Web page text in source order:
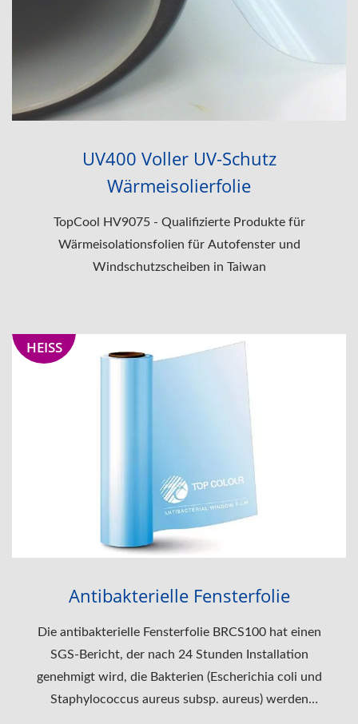
UV400 Voller UV-Schutz
Wärmeisolierfolie
TopCool HV9075 - Qualifizierte Produkte für
Wärmeisolationsfolien für Autofenster und
Windschutzscheiben in Taiwan
HEISS
Antibakterielle Fensterfolie
Die antibakterielle Fensterfolie BRCS100 hat einen
SGS-Bericht, der nach 24 Stunden Installation
genehmigt wird, die Bakterien (Escherichia coli und
Staphylococcus aureus subsp. aureus) werden